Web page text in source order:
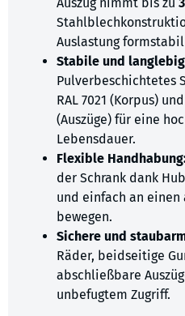
Auslastung
Stabile und
Pulverbeschichtetes
RAL 7021 (Korpus)
(Auszüge) für eine
Lebensdauer.
Flexible
der Schrank dank
und einfach an
bewegen.
Sichere und
Räder, beidseitige
abschließbare
unbefugtem Zugriff.